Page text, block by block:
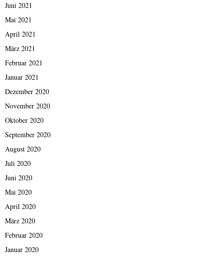
Juni 2021
Mai 2021
April 2021
März 2021
Februar 2021
Januar 2021
Dezember 2020
November 2020
Oktober 2020
September 2020
August 2020
Juli 2020
Juni 2020
Mai 2020
April 2020
März 2020
Februar 2020
Januar 2020